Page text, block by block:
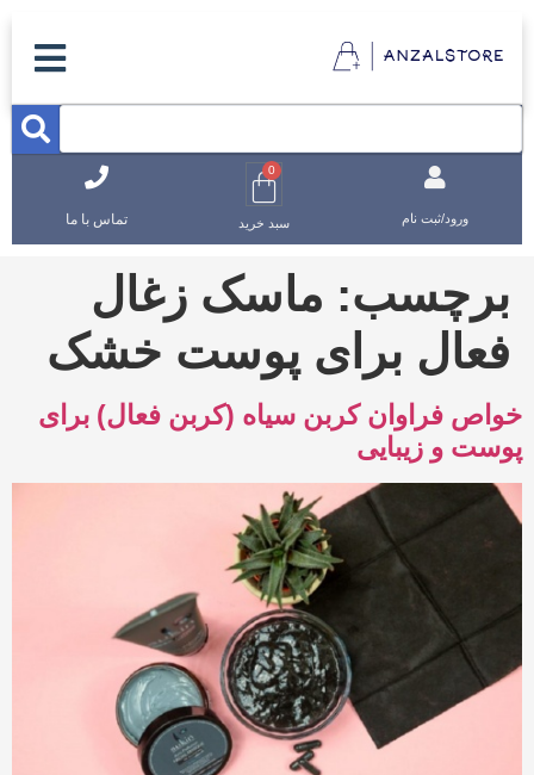
ورود/ثبت نام
0
سبد خرید تماس با ما
برچسب: ماسک زغال
فعال برای پوست خشک
خواص فراوان کربن سیاه (کربن فعال) برای
پوست و زیبایی